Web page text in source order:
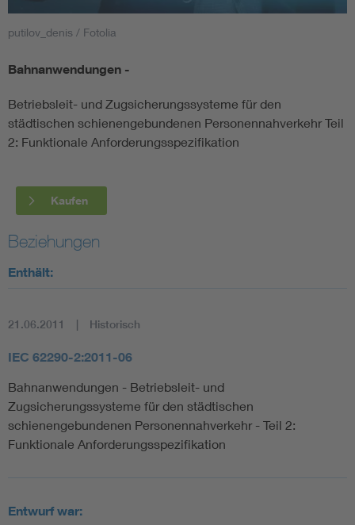
Smart Cities
DKE Fachinformationen im Kontext der Normung
Blitzschutz: DIN EN 62305 in der Übersicht
Cybersecurity in der Industrieautomatisierung
DIN VDE 0100 für sichere Elektroinstallationen
putilov_denis / Fotolia
Bahnanwendungen -
Betriebsleit- und Zugsicherungssysteme für den
städtischen schienengebundenen Personennahverkehr Teil
2: Funktionale Anforderungsspezifikation
Kaufen
Beziehungen
Enthält:
21.06.2011 Historisch
IEC 62290-2:2011-06
Bahnanwendungen - Betriebsleit- und
Zugsicherungssysteme für den städtischen
schienengebundenen Personennahverkehr - Teil 2:
Funktionale Anforderungsspezifikation
Entwurf war: